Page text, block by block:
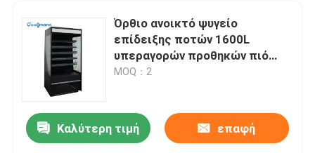
Όρθιο ανοικτό ψυγείο
επίδειξης ποτών 1600L
υπεραγορών προθηκών πιό
ψυχρό
MOQ：2
Καλύτερη τιμή επαφή